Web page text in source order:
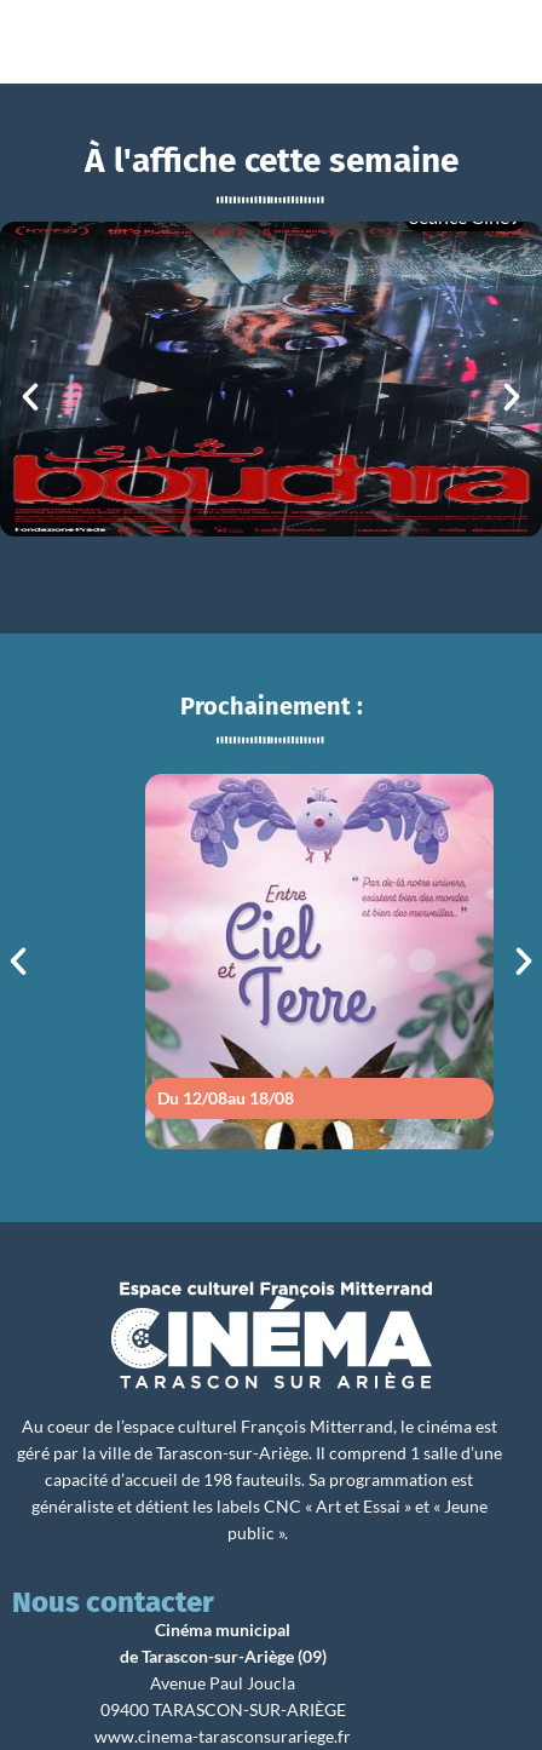
On vous croit
On vous croit Bande-annonce VF
À l'affiche cette semaine
BOUCHRA
mer 05/08
21h00
Prochainement :
Du 12/08au 18/08
ENTRE CIEL ET TERRE
sam 15/08
14h30
Au coeur de l’espace culturel François Mitterrand, le cinéma est
géré par la ville de Tarascon-sur-Ariège. Il comprend 1 salle d’une
capacité d’accueil de 198 fauteuils. Sa programmation est
généraliste et détient les labels CNC « Art et Essai » et « Jeune
public ».
Nous contacter
Cinéma municipal
de Tarascon-sur-Ariège (09)
Avenue Paul Joucla
09400 TARASCON-SUR-ARIÈGE
www.cinema-tarasconsurariege.fr